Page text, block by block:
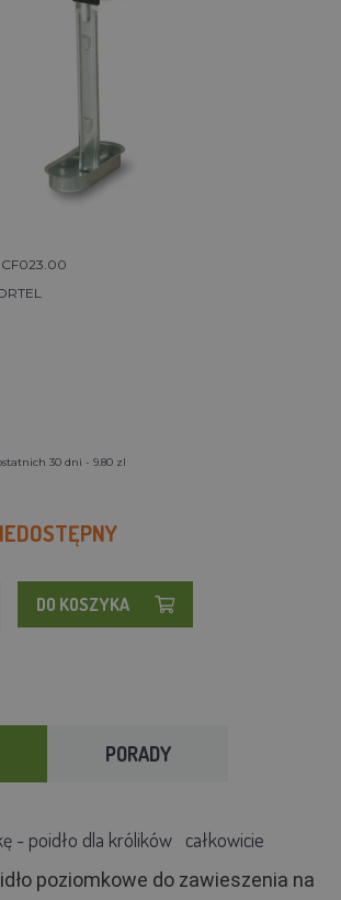
CF023.00
30 dni - 9.80 zl
DO KOSZYKA
PORADY
- poidło dla królików całkowicie
poziomkowe do zawieszenia na